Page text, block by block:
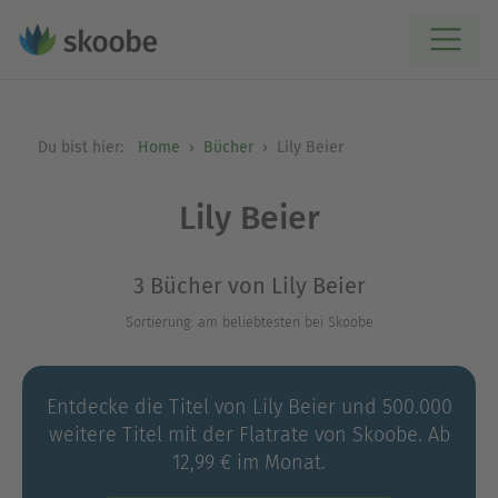
Du bist hier: Home Bücher Lily Beier
Lily Beier
3 Bücher von Lily Beier
Sortierung: am beliebtesten bei Skoobe
Entdecke die Titel von Lily Beier und 500.000
weitere Titel mit der Flatrate von Skoobe. Ab
12,99 € im Monat.